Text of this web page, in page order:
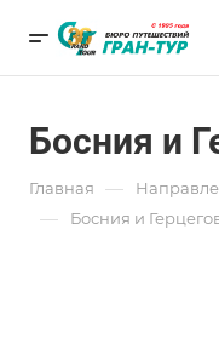
Босния и
Главная —
— Босния и